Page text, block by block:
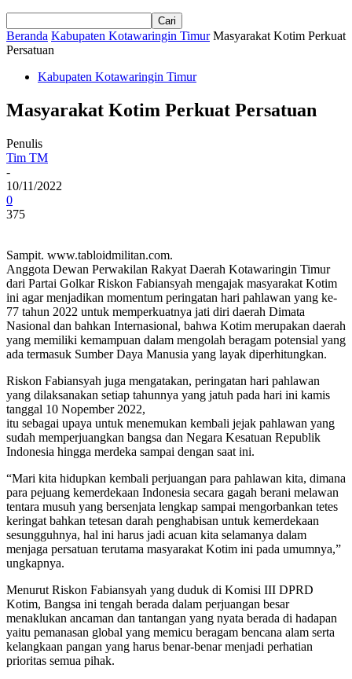
Beranda Kabupaten Kotawaringin Timur Masyarakat Kotim Perkuat
Persatuan
Kabupaten Kotawaringin Timur
Masyarakat Kotim Perkuat Persatuan
Penulis
Tim TM
-
10/11/2022
0
375
Sampit. www.tabloidmilitan.com.
Anggota Dewan Perwakilan Rakyat Daerah Kotawaringin Timur
dari Partai Golkar Riskon Fabiansyah mengajak masyarakat Kotim
ini agar menjadikan momentum peringatan hari pahlawan yang ke-
77 tahun 2022 untuk memperkuatnya jati diri daerah Dimata
Nasional dan bahkan Internasional, bahwa Kotim merupakan daerah
yang memiliki kemampuan dalam mengolah beragam potensial yang
ada termasuk Sumber Daya Manusia yang layak diperhitungkan.
Riskon Fabiansyah juga mengatakan, peringatan hari pahlawan
yang dilaksanakan setiap tahunnya yang jatuh pada hari ini kamis
tanggal 10 Nopember 2022,
itu sebagai upaya untuk menemukan kembali jejak pahlawan yang
sudah memperjuangkan bangsa dan Negara Kesatuan Republik
Indonesia hingga merdeka sampai dengan saat ini.
“Mari kita hidupkan kembali perjuangan para pahlawan kita, dimana
para pejuang kemerdekaan Indonesia secara gagah berani melawan
tentara musuh yang bersenjata lengkap sampai mengorbankan tetes
keringat bahkan tetesan darah penghabisan untuk kemerdekaan
sesungguhnya, hal ini harus jadi acuan kita selamanya dalam
menjaga persatuan terutama masyarakat Kotim ini pada umumnya,”
ungkapnya.
Menurut Riskon Fabiansyah yang duduk di Komisi III DPRD
Kotim, Bangsa ini tengah berada dalam perjuangan besar
menaklukan ancaman dan tantangan yang nyata berada di hadapan
yaitu pemanasan global yang memicu beragam bencana alam serta
kelangkaan pangan yang harus benar-benar menjadi perhatian
prioritas semua pihak.